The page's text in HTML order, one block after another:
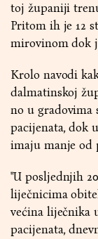
toj županiji
Pritom ih je 12
mirovinom dok
Krolo navodi
dalmatinskoj
no u gradovima
pacijenata, dok
imaju manje od
"U posljednjih
liječnicima
većina liječnika
pacijenata,